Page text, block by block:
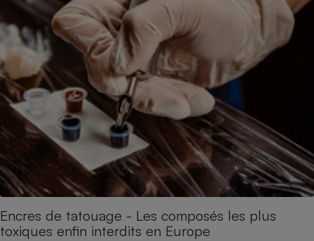
Encres de tatouage - Les composés les plus
toxiques enfin interdits en Europe